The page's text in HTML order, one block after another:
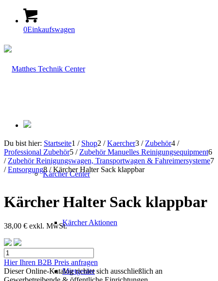
0Einkaufswagen
Kärcher Center
Kärcher Aktionen
Mietgeräte
Du bist hier: Startseite1 / Shop2 / Kaercher3 / Zubehör4 /
Professional Zubehör5 / Zubehör Manuelles Reinigungsequipment6
/ Zubehör Reinigungswagen, Transportwagen & Fahreimersysteme7
/ Entsorgung8 / Kärcher Halter Sack klappbar
Kärcher Halter Sack klappbar
38,00 € exkl. MwSt.
Kärcher
Halter
Sack
klappbar
Hier Ihren B2B Preis anfragen
Dieser Online-Katalog richtet sich ausschließlich an